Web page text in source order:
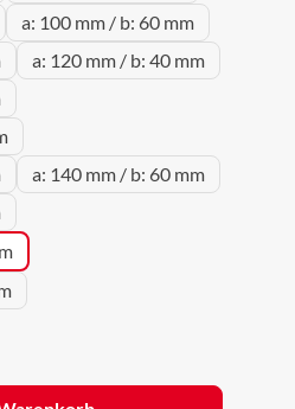
a: 100 mm / b: 60 mm
a: 120 mm / b: 40 mm
a: 140 mm / b: 60 mm
Gib den gewünschten